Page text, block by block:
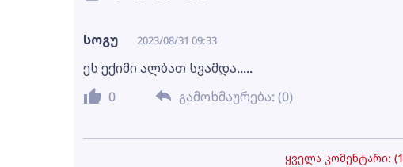
სოგუ 2023/08/31 09:33
ეს ექიმი ალბათ სვამდა.....
0
გამოხმაურება: (0)
ყველა კომენტარი: (1